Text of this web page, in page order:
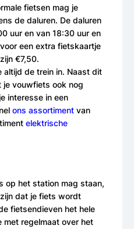
fietsen mag je
de daluren. De daluren
uur en van 18:30 uur en
een extra fietskaartje
€7,50.
altijd de trein in. Naast dit
je vouwfiets ook nog
interesse in een
ons assortiment van
elektrische
op het station mag staan,
dat je fiets wordt
fietsendieven het hele
met regelmaat over het